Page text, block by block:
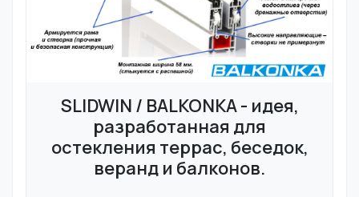
SLIDWIN / BALKONKA - идея,
разработанная для
остекления террас, беседок,
веранд и балконов.